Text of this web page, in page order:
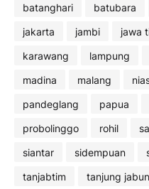
batanghari
batubara
jakarta
jambi jawa
karawang
lampung
madina
malang
pandeglang
papua
probolinggo
rohil
siantar
sidempuan
tanjabtim
tanjung